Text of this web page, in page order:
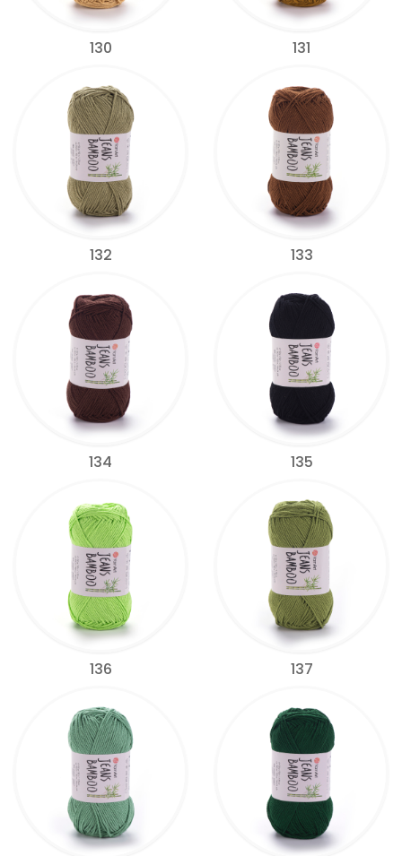
130 131
132 133
134 135
136 137